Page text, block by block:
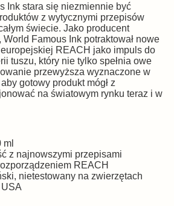
Ink stara się niezmiennie być
z wytycznymi przepisów
świecie. Jako producent
Famous Ink potraktował nowe
REACH jako impuls do
tuszu, który nie tylko spełnia owe
przewyższa wyznaczone w
gotowy produkt mógł z
na światowym rynku teraz i w
ml
z najnowszymi przepisami
REACH
nietestowany na zwierzętach